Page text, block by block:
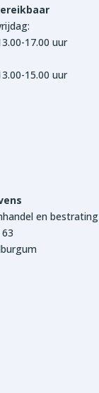
17.00 uur
15.00 uur
en bestrating